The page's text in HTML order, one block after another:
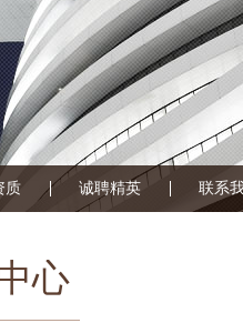
质 诚聘精英 联系
心